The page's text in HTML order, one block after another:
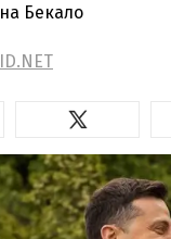
Бекало